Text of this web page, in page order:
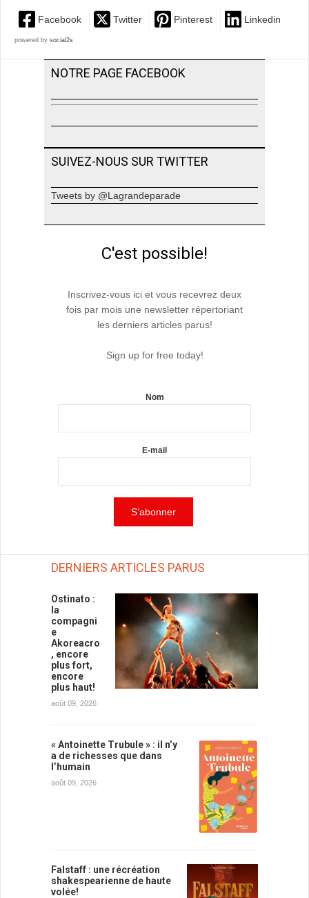
Facebook Twitter Pinterest Linkedin
powered by social2s
NOTRE PAGE FACEBOOK
SUIVEZ-NOUS SUR TWITTER
Tweets by @Lagrandeparade
C'est possible!
Inscrivez-vous ici et vous recevrez deux
fois par mois une newsletter répertoriant
les derniers articles parus!
Sign up for free today!
Nom
E-mail
DERNIERS ARTICLES PARUS
Ostinato :
la
compagni
e
Akoreacro
, encore
plus fort,
encore
plus haut!
août 09, 2026
« Antoinette Trubule » : il n’y
a de richesses que dans
l’humain
août 09, 2026
Falstaff : une récréation
shakespearienne de haute
volée!